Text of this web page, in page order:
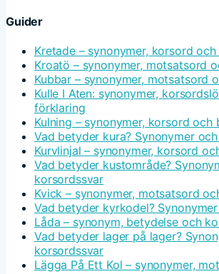
Guider
Kretade – synonymer, korsord
Kroatö – synonymer, motsatsord
Kubbar – synonymer, motsatsord
Kulle I Aten: synonymer,
förklaring
Kulning – synonymer, korsord och
Vad betyder kura? Synonymer
Kurvlinjal – synonymer, korsord
Vad betyder kustområde?
korsordssvar
Kvick – synonymer, motsatsord
Vad betyder kyrkodel?
Låda – synonym, betydelse och
Vad betyder lager på lager?
korsordssvar
Lägga På Ett Kol – synonymer,